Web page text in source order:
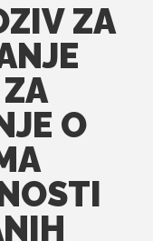
ZA
O